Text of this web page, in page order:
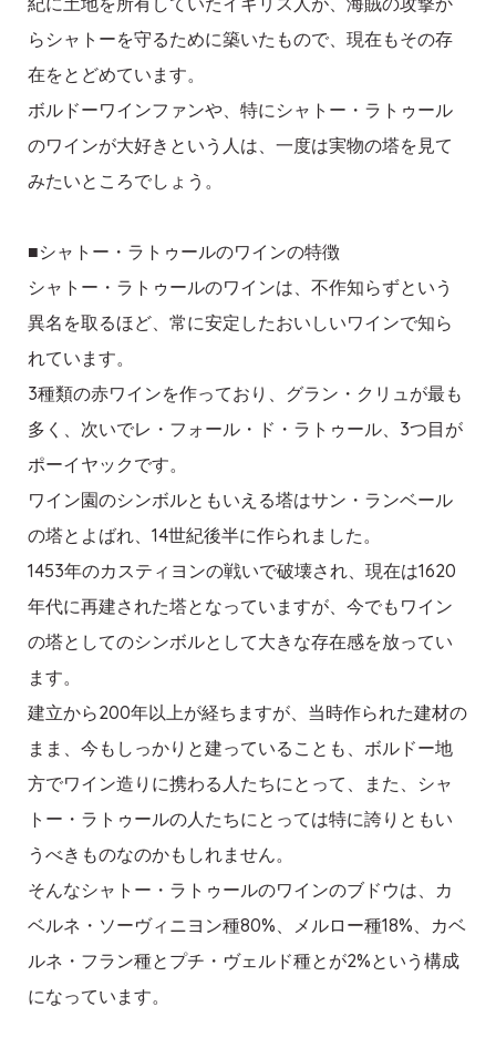
らシャトーを守るために築いたもので、現在もその存
在をとどめています。
ボルドーワインファンや、特にシャトー・ラトゥール
のワインが大好きという人は、一度は実物の塔を見て
みたいところでしょう。
■シャトー・ラトゥールのワインの特徴
シャトー・ラトゥールのワインは、不作知らずという
異名を取るほど、常に安定したおいしいワインで知ら
れています。
3種類の赤ワインを作っており、グラン・クリュが最も
多く、次いでレ・フォール・ド・ラトゥール、3つ目が
ポーイヤックです。
ワイン園のシンボルともいえる塔はサン・ランベール
の塔とよばれ、14世紀後半に作られました。
1453年のカスティヨンの戦いで破壊され、現在は1620
年代に再建された塔となっていますが、今でもワイン
の塔としてのシンボルとして大きな存在感を放ってい
ます。
建立から200年以上が経ちますが、当時作られた建材の
まま、今もしっかりと建っていることも、ボルドー地
方でワイン造りに携わる人たちにとって、また、シャ
トー・ラトゥールの人たちにとっては特に誇りともい
うべきものなのかもしれません。
そんなシャトー・ラトゥールのワインのブドウは、カ
ベルネ・ソーヴィニヨン種80%、メルロー種18%、カベ
ルネ・フラン種とプチ・ヴェルド種とが2%という構成
になっています。